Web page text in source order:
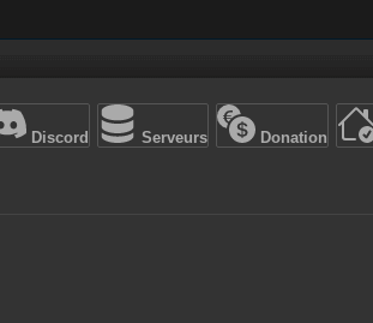
Discord Serveurs Donation